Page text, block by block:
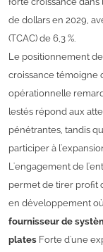
de dollars en 2029,
(TCAC) de 6,3 %.
Le positionnement
croissance témoigne
opérationnelle
lestés répond aux
pénétrantes, tandis
participer à
L'engagement de
permet de tirer profit
en développement
fournisseur de
plates Forte d'une